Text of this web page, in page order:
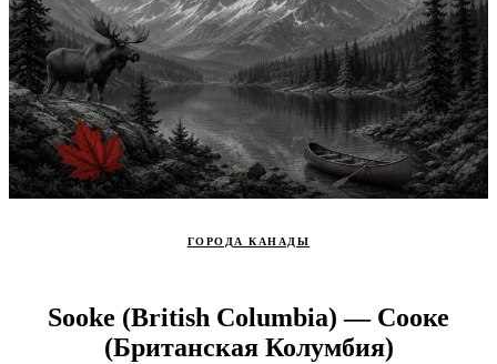
ГОРОДА КАНАДЫ
Sooke (British Columbia) — Сооке
(Британская Колумбия)